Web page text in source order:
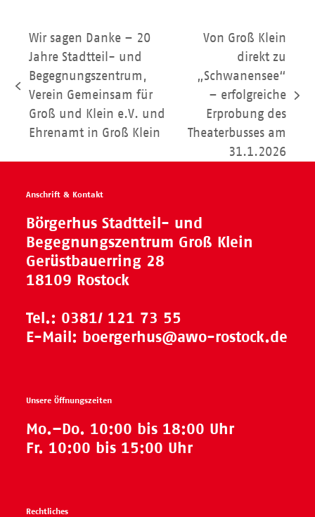
vorheriger
Beitrag:
Wir sagen Danke – 20
Jahre Stadtteil- und
Begegnungszentrum,
Verein Gemeinsam für
Groß und Klein e.V. und
Ehrenamt in Groß Klein
Nächster
Beitrag:
Von Groß Klein
direkt zu
„Schwanensee“
– erfolgreiche
Erprobung des
Theaterbusses am
31.1.2026
Anschrift & Kontakt
Börgerhus Stadtteil- und
Begegnungszentrum Groß Klein
Gerüstbauerring 28
18109 Rostock
Tel.: 0381/ 121 73 55
E-Mail: boergerhus@awo-rostock.de
Unsere Öffnungszeiten
Mo.–Do. 10:00 bis 18:00 Uhr
Fr. 10:00 bis 15:00 Uhr
Rechtliches